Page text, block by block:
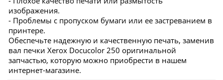
изображения.
- Проблемы с пропуском бумаги или ее застреванием в
принтере.
Обеспечьте надежную и качественную печать, заменив
вал печки Xerox Docucolor 250 оригинальной
запчастью, которую можно приобрести в нашем
интернет-магазине.